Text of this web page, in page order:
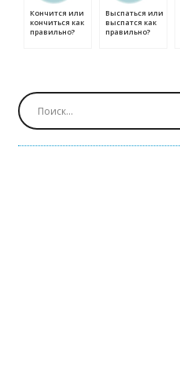
Кончится или
кончиться как
правильно?
Выспаться или
выспатся как
правильно?